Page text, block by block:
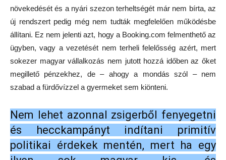
növekedését és a nyári szezon terheltségét már nem bírta, az
új rendszert pedig még nem tudták megfelelően működésbe
állítani. Ez nem jelenti azt, hogy a Booking.com felmenthető az
ügyben, vagy a vezetését nem terheli felelősség azért, mert
sokezer magyar vállalkozás nem jutott hozzá időben az őket
megillető pénzekhez, de – ahogy a mondás szól – nem
szabad a fürdővízzel a gyermeket sem kiönteni.
Nem lehet azonnal zsigerből fenyegetni
és hecckampányt indítani primitív
politikai érdekek mentén, mert ha egy